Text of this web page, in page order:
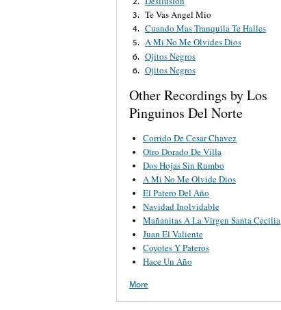
3. Te Vas Angel Mio
4. Cuando Mas Tranquila Te Halles
5. A Mi No Me Olvides Dios
6. Ojitos Negros
6. Ojitos Negros
Other Recordings by Los
Pinguinos Del Norte
Corrido De Cesar Chavez
Otro Dorado De Villa
Dos Hojas Sin Rumbo
A Mi No Me Olvide Dios
El Patero Del Año
Navidad Inolvidable
Mañanitas A La Virgen Santa Cecilia
Juan El Valiente
Coyotes Y Pateros
Hace Un Año
More